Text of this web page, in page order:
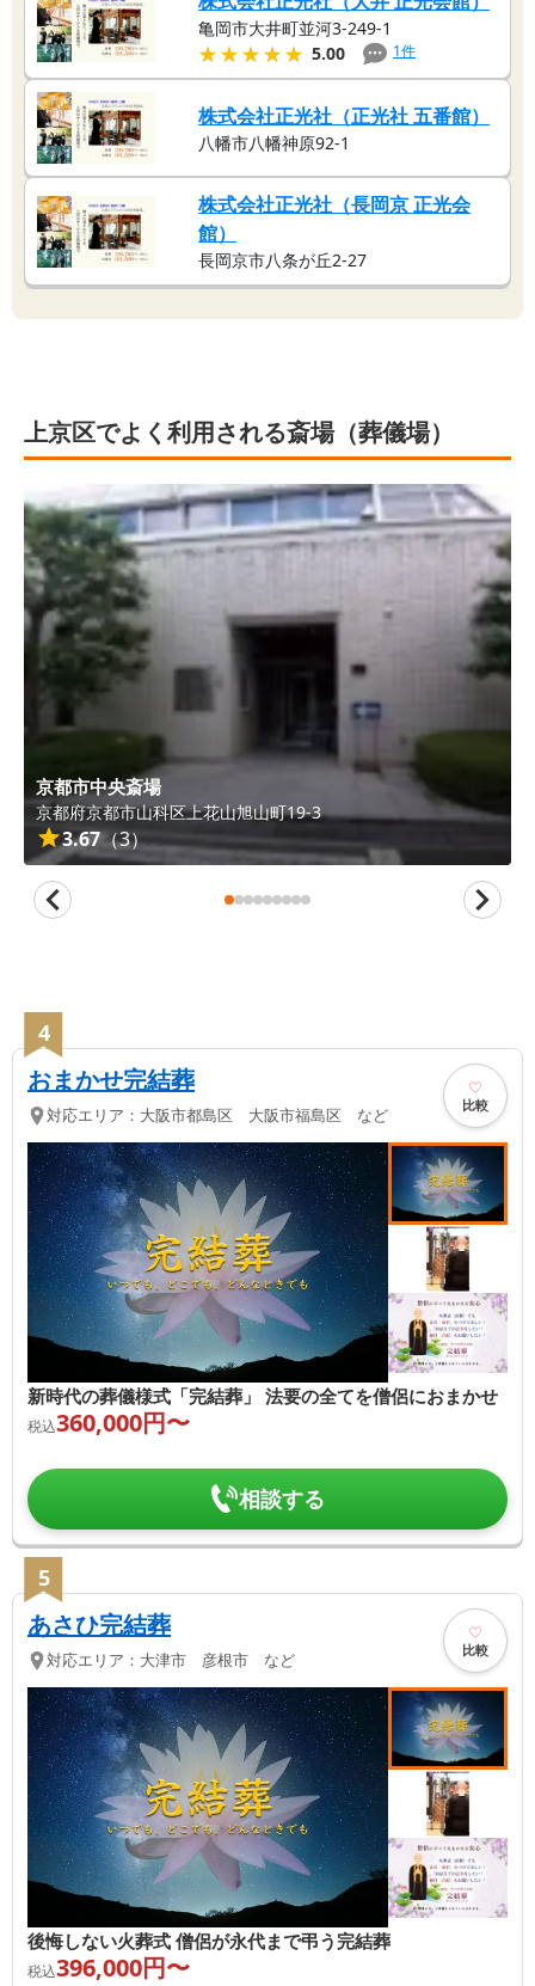
亀岡市大井町並河3-249-1
★★★★★
★★★★★ 5.00 1件
株式会社正光社（正光社 五番館）
八幡市八幡神原92-1
株式会社正光社（長岡京 正光会
館）
長岡京市八条が丘2-27
上京区でよく利用される斎場（葬儀場）
京都市中央斎場
京都府京都市山科区上花山旭山町19-3
3.67（3）
4
おまかせ完結葬
対応エリア： 大阪市都島区 大阪市福島区 など 比較
新時代の葬儀様式「完結葬」 法要の全てを僧侶におまかせ
税込360,000円〜
相談する
5
あさひ完結葬
対応エリア： 大津市 彦根市 など 比較
後悔しない火葬式 僧侶が永代まで弔う完結葬
税込396,000円〜